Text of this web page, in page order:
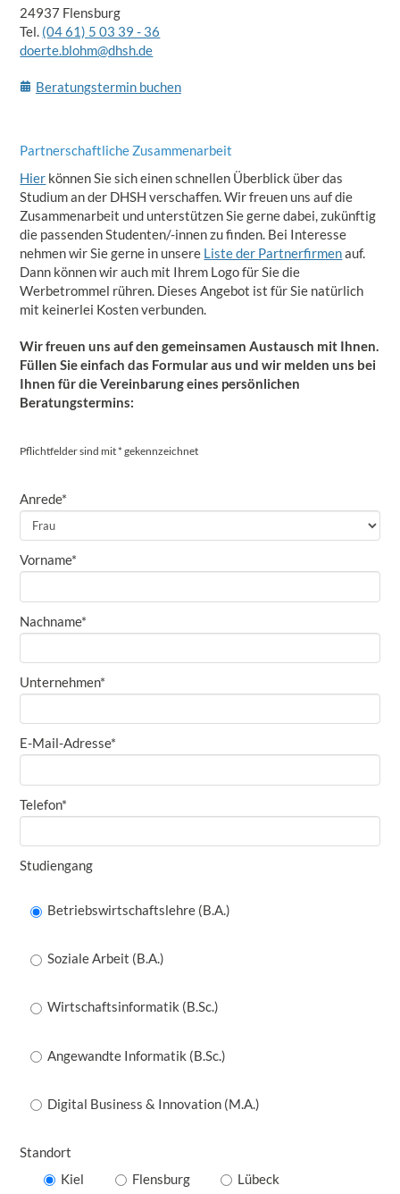
24937 Flensburg
Tel. (04 61) 5 03 39 - 36
doerte.blohm@dhsh.de
Beratungstermin buchen
Partnerschaftliche Zusammenarbeit
Hier können Sie sich einen schnellen Überblick über das
Studium an der DHSH verschaffen. Wir freuen uns auf die
Zusammenarbeit und unterstützen Sie gerne dabei, zukünftig
die passenden Studenten/-innen zu finden. Bei Interesse
nehmen wir Sie gerne in unsere Liste der Partnerfirmenauf.
Dann können wir auch mit Ihrem Logo für Sie die
Werbetrommel rühren. Dieses Angebot ist für Sie natürlich
mit keinerlei Kosten verbunden.
Wir freuen uns auf den gemeinsamen Austausch mit Ihnen.
Füllen Sie einfach das Formular aus und wir melden uns bei
Ihnen für die Vereinbarung eines persönlichen
Beratungstermins:
Pflichtfelder sind mit * gekennzeichnet
Anrede*
Vorname*
Nachname*
Unternehmen*
E-Mail-Adresse*
Telefon*
Studiengang
Betriebswirtschaftslehre (B.A.)
Soziale Arbeit (B.A.)
Wirtschaftsinformatik (B.Sc.)
Angewandte Informatik (B.Sc.)
Digital Business & Innovation (M.A.)
Standort
Kiel
Flensburg
Lübeck